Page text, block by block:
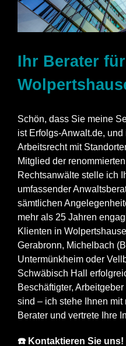
Ihr Berater
Schön, dass Sie meine
ist Erfolgs-Anwalt.de,
Arbeitsrecht mit
Mitglied der
Rechtsanwälte stelle ich
umfassender
sämtlichen
mehr als 25 Jahren
Klienten in
Gerabronn, Michelbach
Untermünkheim oder
Schwäbisch Hall
Beschäftigter,
sind – ich stehe Ihnen
Berater und vertrete Ihre
☎️ Kontaktieren Sie uns!